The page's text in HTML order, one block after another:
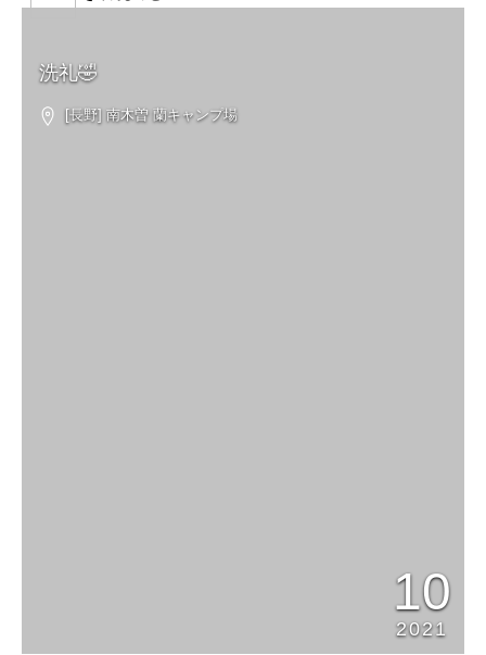
洗礼🤣
[長野] 南木曽 蘭キャンプ場
10
2021